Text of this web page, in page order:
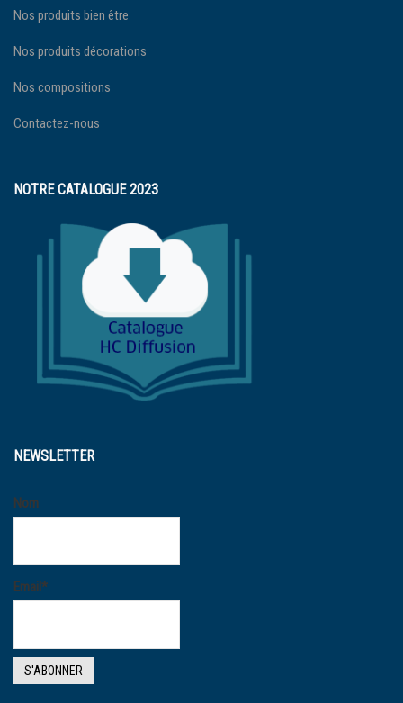
Nos produits bien être
Nos produits décorations
Nos compositions
Contactez-nous
NOTRE CATALOGUE 2023
NEWSLETTER
Nom
Email*